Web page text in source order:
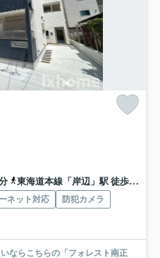
東海道本線「岸辺」駅 徒歩7分
ネット対応
防犯カメラ
ならこちらの「フォレスト南正